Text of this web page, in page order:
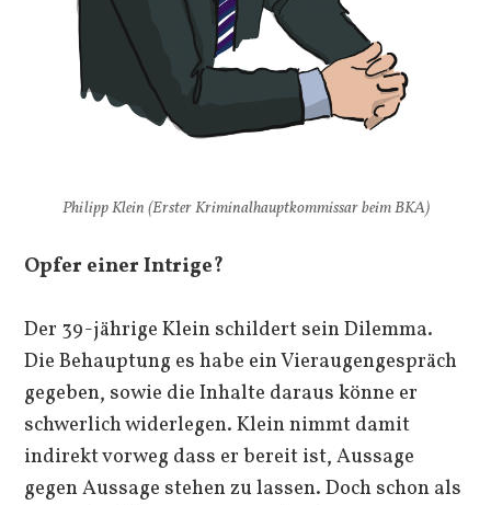
Philipp Klein (Erster Kriminalhauptkommissar beim BKA)
Opfer einer Intrige?
Der 39-jährige Klein schildert sein Dilemma.
Die Behauptung es habe ein Vieraugengespräch
gegeben, sowie die Inhalte daraus könne er
schwerlich widerlegen. Klein nimmt damit
indirekt vorweg dass er bereit ist, Aussage
gegen Aussage stehen zu lassen. Doch schon als